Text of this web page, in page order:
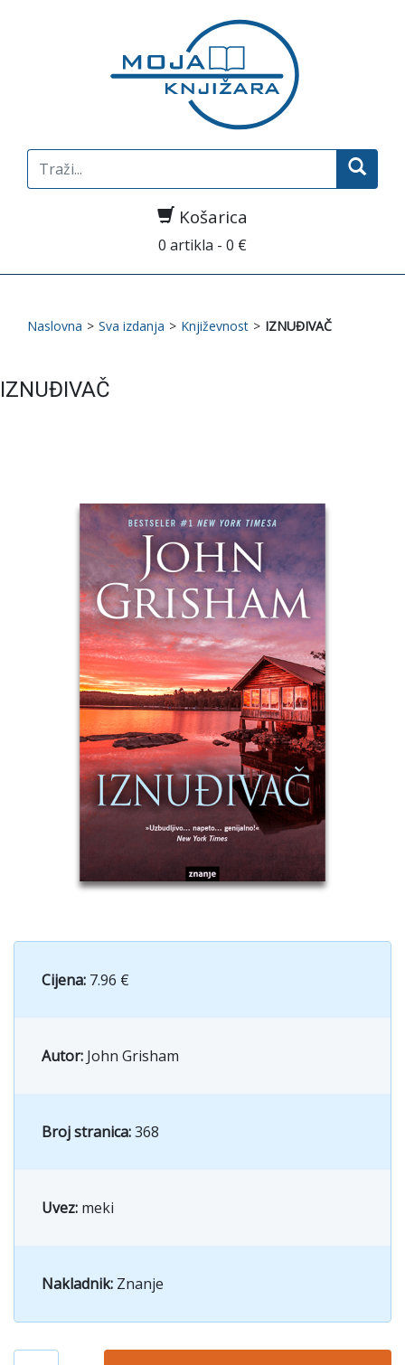
Search
for:
Košarica
0 artikla - 0 €
Naslovna > Sva izdanja > Književnost > IZNUĐIVAČ
IZNUĐIVAČ
Cijena: 7.96 €
Autor: John Grisham
Broj stranica:368
Uvez: meki
Nakladnik: Znanje